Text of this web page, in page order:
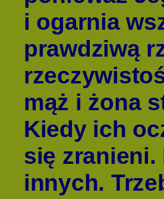
i ogarnia
prawdziwą
mąż i żona
Kiedy ich
się zranieni.
innych.